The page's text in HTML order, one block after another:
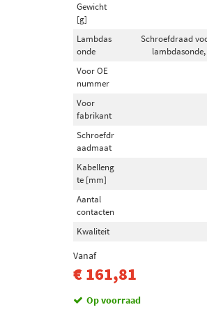
Gewicht
[g]
Lambdas
onde
Schroefdraad
Voor OE
nummer
Voor
fabrikant
Schroefdr
aadmaat
Kabelleng
te [mm]
Aantal
contacten
Kwaliteit
Vanaf
€ 161,81
Op voorraad